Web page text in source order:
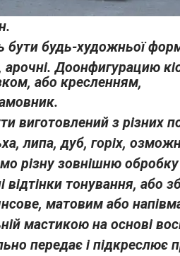
бути будь-художньої
арочні. Доонфигурацию
або кресленням,
виготовлений з різних
липа, дуб, горіх,
різну зовнішню обробку
відтінки тонування, або
матовим або
мастикою на основі
передає і підкреслює